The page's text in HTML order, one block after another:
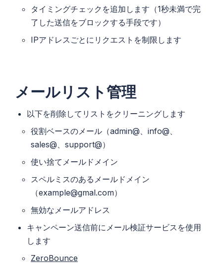
タイミングチェックを追加します（1秒未満で完
了した送信をブロックする手段です）
IPアドレスごとにリクエストを制限します
メールリスト管理
以下を削除してリストをクリーニングします
役割ベースのメール（admin@、info@、
sales@、support@）
使い捨てメールドメイン
スペルミスのあるメールドメイン
（example@gmal.com）
無効なメールアドレス
キャンペーン送信前にメール検証サービスを使用
します
ZeroBounce